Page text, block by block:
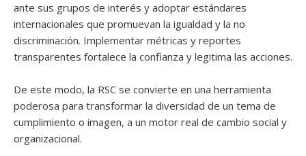
ante sus grupos de interés y adoptar estándares
internacionales que promuevan la igualdad y la no
discriminación. Implementar métricas y reportes
transparentes fortalece la confianza y legitima las acciones.
De este modo, la RSC se convierte en una herramienta
poderosa para transformar la diversidad de un tema de
cumplimiento o imagen, a un motor real de cambio social y
organizacional.